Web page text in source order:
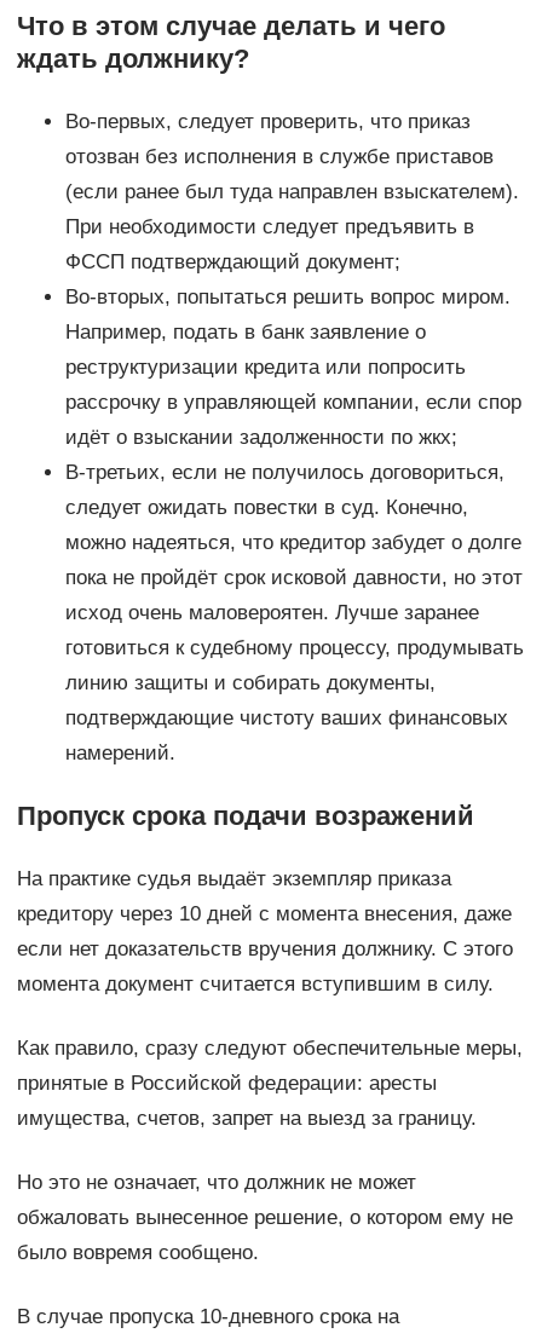
Что в этом случае делать и чего
ждать должнику?
Во-первых, следует проверить, что приказ
отозван без исполнения в службе приставов
(если ранее был туда направлен взыскателем).
При необходимости следует предъявить в
ФССП подтверждающий документ;
Во-вторых, попытаться решить вопрос миром.
Например, подать в банк заявление о
реструктуризации кредита или попросить
рассрочку в управляющей компании, если спор
идёт о взыскании задолженности по жкх;
В-третьих, если не получилось договориться,
следует ожидать повестки в суд. Конечно,
можно надеяться, что кредитор забудет о долге
пока не пройдёт срок исковой давности, но этот
исход очень маловероятен. Лучше заранее
готовиться к судебному процессу, продумывать
линию защиты и собирать документы,
подтверждающие чистоту ваших финансовых
намерений.
Пропуск срока подачи возражений
На практике судья выдаёт экземпляр приказа
кредитору через 10 дней с момента внесения, даже
если нет доказательств вручения должнику. С этого
момента документ считается вступившим в силу.
Как правило, сразу следуют обеспечительные меры,
принятые в Российской федерации: аресты
имущества, счетов, запрет на выезд за границу.
Но это не означает, что должник не может
обжаловать вынесенное решение, о котором ему не
было вовремя сообщено.
В случае пропуска 10-дневного срока на